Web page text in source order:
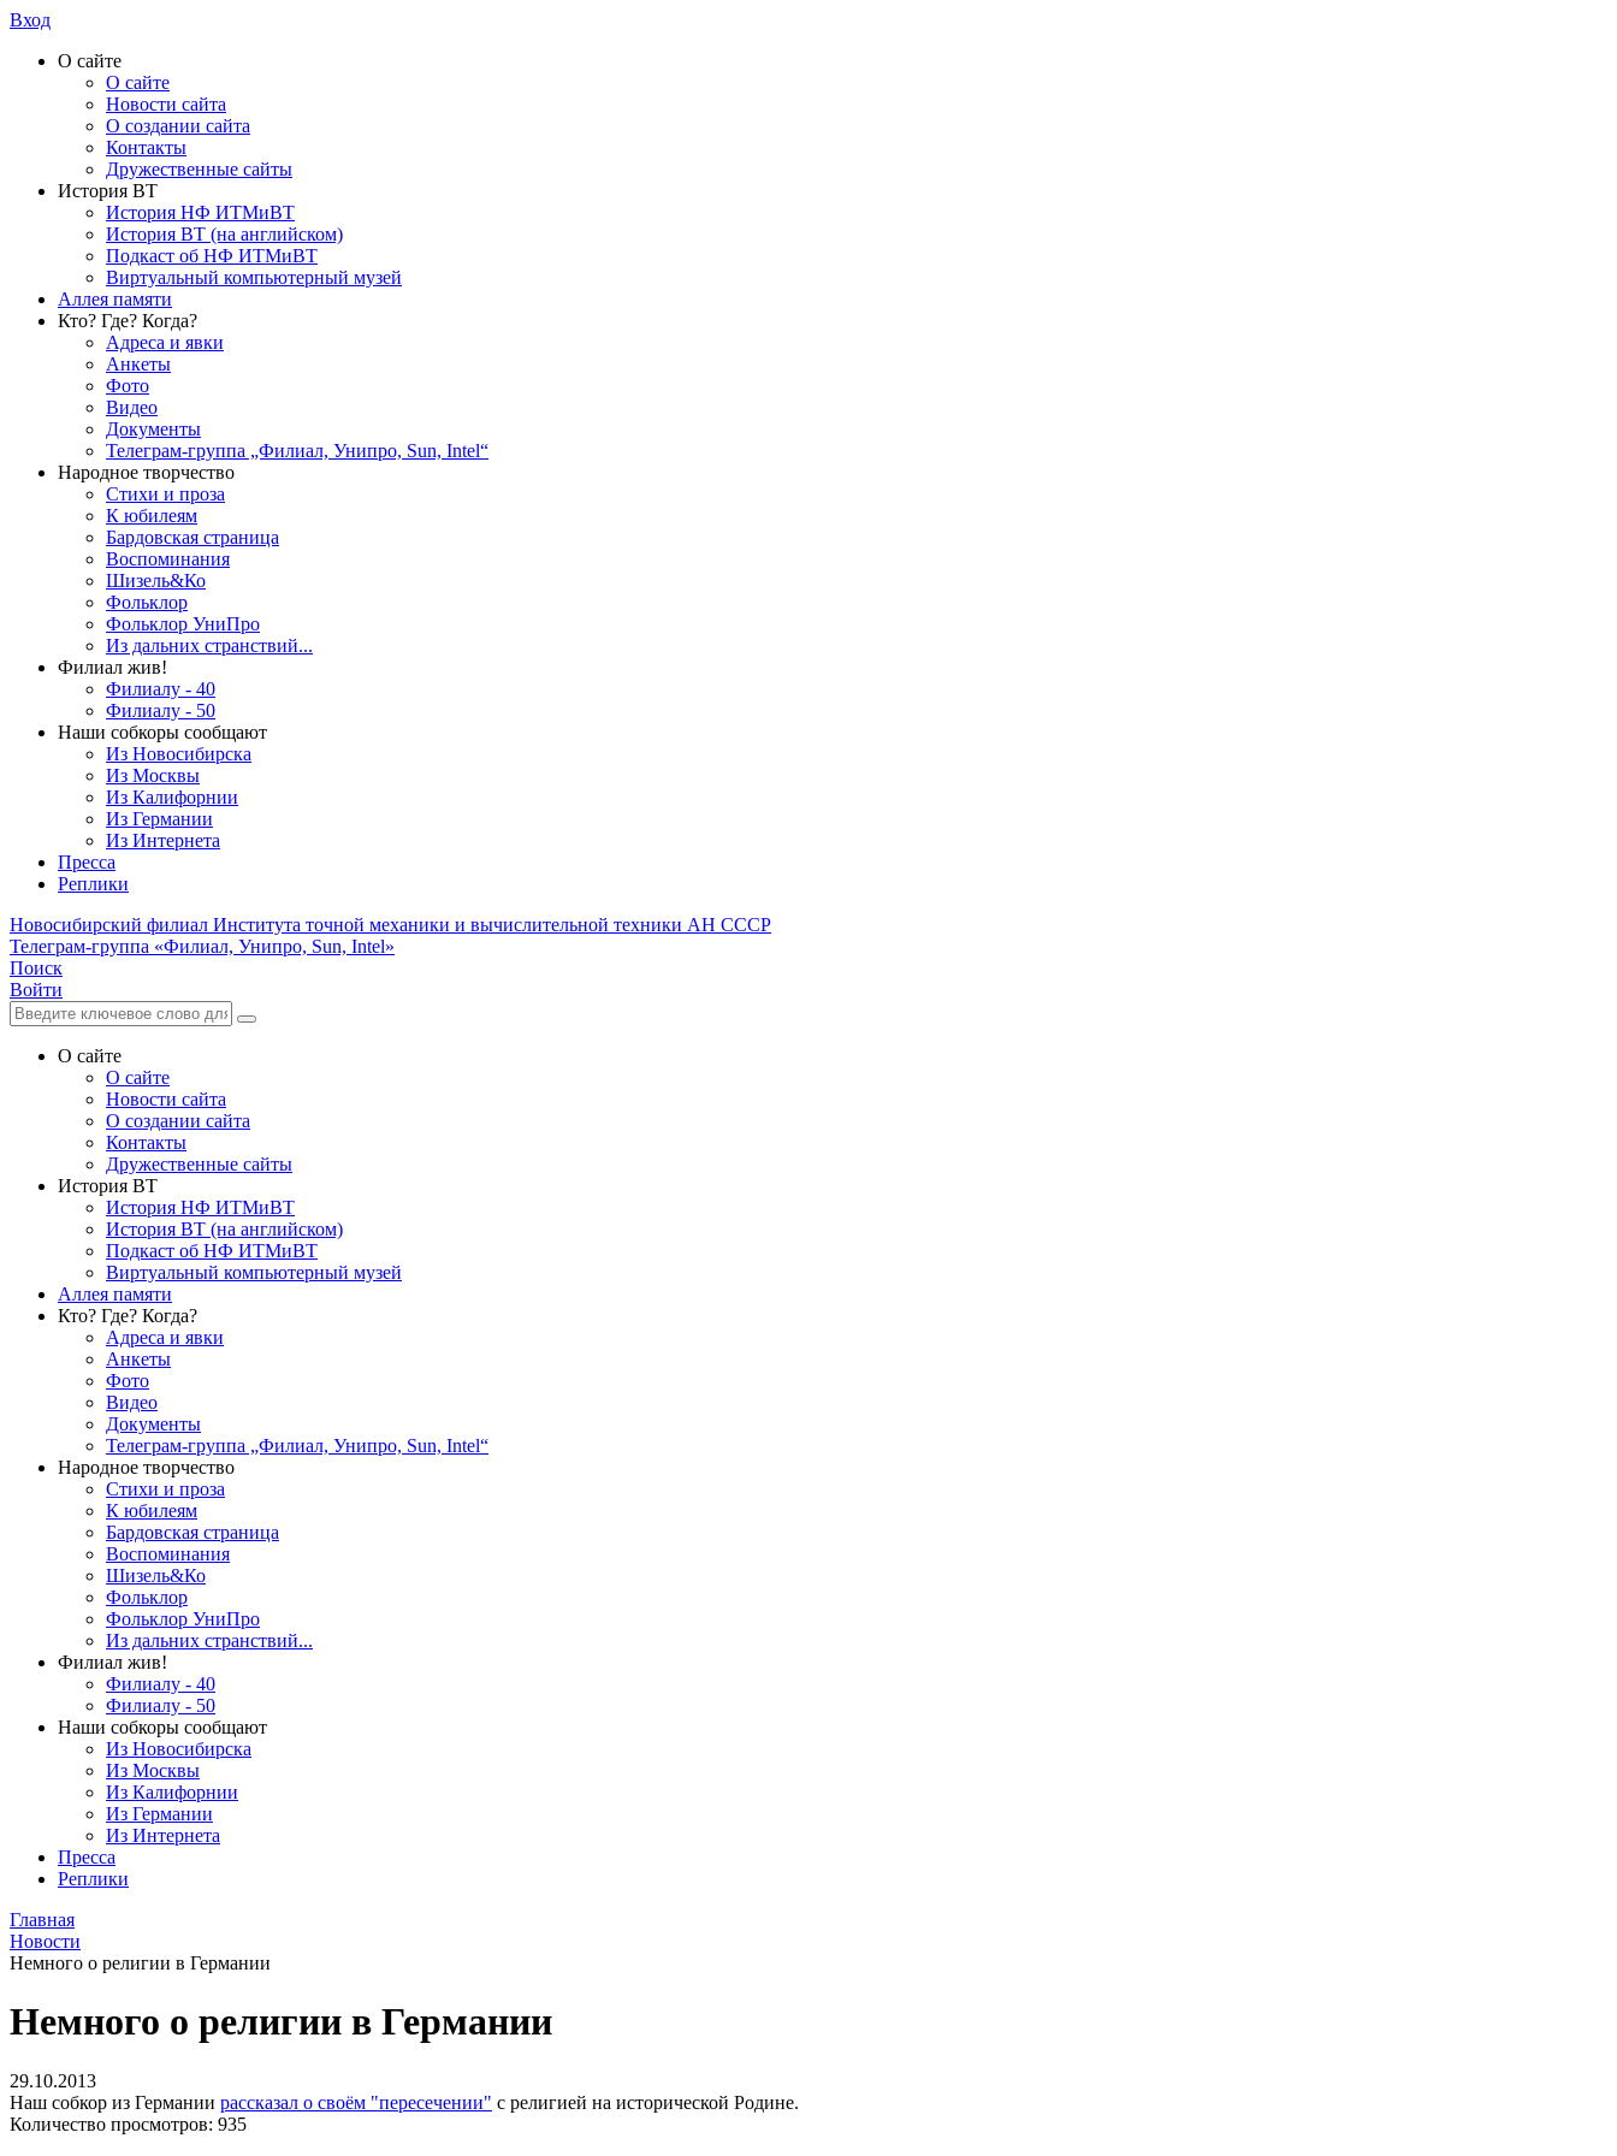
Вход
О сайте
О сайте
Новости сайта
О создании сайта
Контакты
Дружественные сайты
История ВТ
История НФ ИТМиВТ
История ВТ (на английском)
Подкаст об НФ ИТМиВТ
Виртуальный компьютерный музей
Аллея памяти
Кто? Где? Когда?
Адреса и явки
Анкеты
Фото
Видео
Документы
Телеграм-группа „Филиал, Унипро, Sun, Intel“
Народное творчество
Стихи и проза
К юбилеям
Бардовская страница
Воспоминания
Шизель&Ко
Фольклор
Фольклор УниПро
Из дальних странствий...
Филиал жив!
Филиалу - 40
Филиалу - 50
Наши собкоры сообщают
Из Новосибирска
Из Москвы
Из Калифорнии
Из Германии
Из Интернета
Пресса
Реплики
Новосибирский филиал Института точной механики и вычислительной техники АН СССР
Телеграм-группа «Филиал, Унипро, Sun, Intel»
Поиск
Войти
О сайте
О сайте
Новости сайта
О создании сайта
Контакты
Дружественные сайты
История ВТ
История НФ ИТМиВТ
История ВТ (на английском)
Подкаст об НФ ИТМиВТ
Виртуальный компьютерный музей
Аллея памяти
Кто? Где? Когда?
Адреса и явки
Анкеты
Фото
Видео
Документы
Телеграм-группа „Филиал, Унипро, Sun, Intel“
Народное творчество
Стихи и проза
К юбилеям
Бардовская страница
Воспоминания
Шизель&Ко
Фольклор
Фольклор УниПро
Из дальних странствий...
Филиал жив!
Филиалу - 40
Филиалу - 50
Наши собкоры сообщают
Из Новосибирска
Из Москвы
Из Калифорнии
Из Германии
Из Интернета
Пресса
Реплики
Главная
Новости
Немного о религии в Германии
Немного о религии в Германии
29.10.2013
Наш собкор из Германии рассказал о своём "пересечении" с религией на исторической Родине.
Количество просмотров: 935